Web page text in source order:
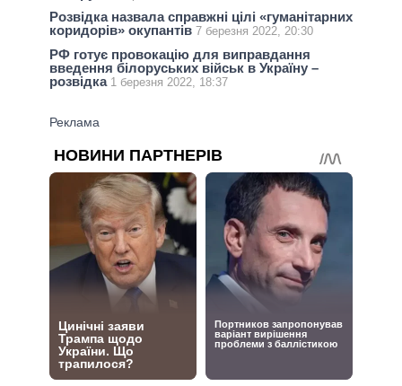
Розвідка назвала справжні цілі «гуманітарних
коридорів» окупантів 7 березня 2022, 20:30
РФ готує провокацію для виправдання
введення білоруських військ в Україну –
розвідка 1 березня 2022, 18:37